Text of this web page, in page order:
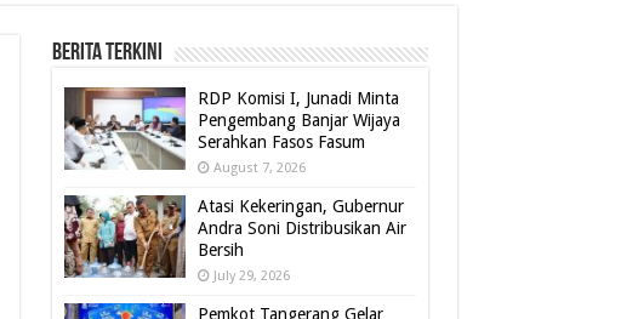
BERITA TERKINI
RDP Komisi I, Junadi Minta
Pengembang Banjar Wijaya
Serahkan Fasos Fasum
August 7, 2026
Atasi Kekeringan, Gubernur
Andra Soni Distribusikan Air
Bersih
July 29, 2026
Pemkot Tangerang Gelar